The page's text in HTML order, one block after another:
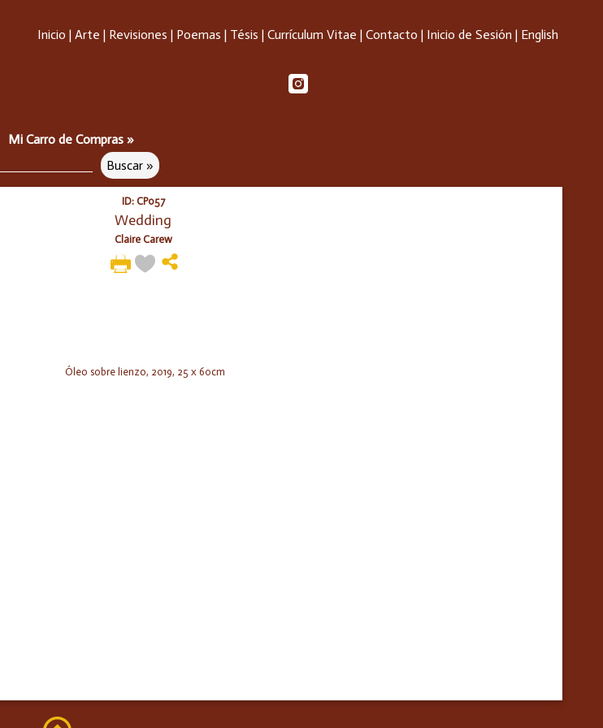
Inicio | Arte | Revisiones | Poemas | Tésis | Currículum Vitae | Contacto | Inicio de Sesión | English
Mi Carro de Compras »
ID: CP057
Wedding
Claire Carew
Óleo sobre lienzo, 2019, 25 x 60cm